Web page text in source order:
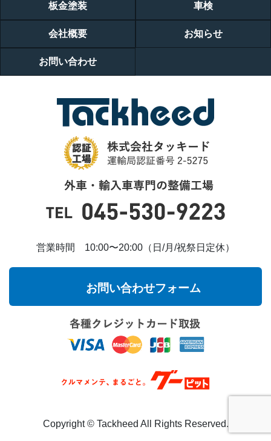
営業時間 10:00〜20:00（日/月/祝祭日定休）
お問い合わせフォーム
Copyright ©︎ Tackheed All Rights Reserved.
板金塗装 車検
会社概要 お知らせ
お問い合わせ